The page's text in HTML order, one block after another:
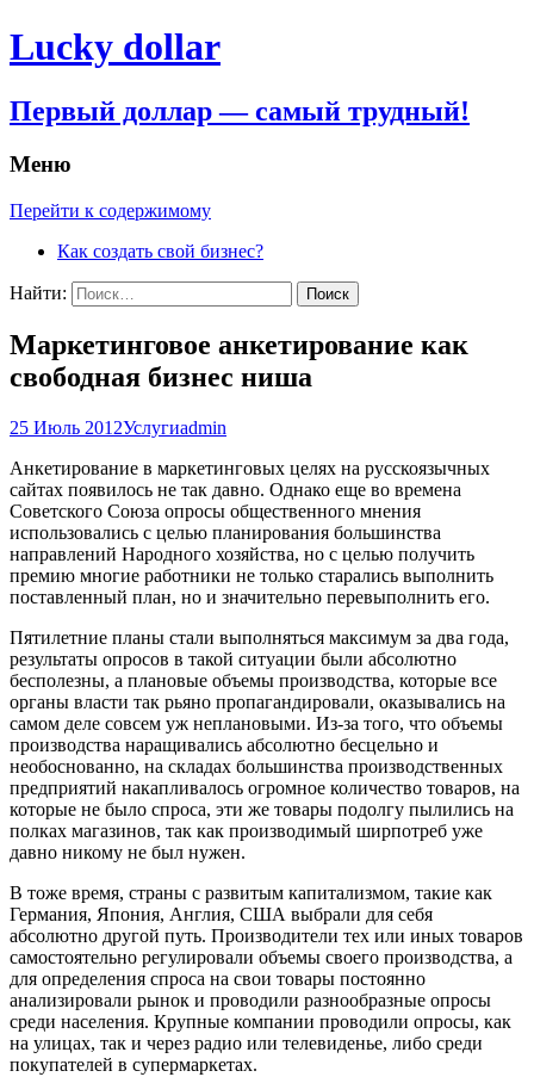
Lucky dollar
Первый доллар — самый трудный!
Меню
Перейти к содержимому
Как создать свой бизнес?
Найти:
Маркетинговое анкетирование как
свободная бизнес ниша
25 Июль 2012Услугиadmin
Анкетирование в маркетинговых целях на русскоязычных
сайтах появилось не так давно. Однако еще во времена
Советского Союза опросы общественного мнения
использовались с целью планирования большинства
направлений Народного хозяйства, но с целью получить
премию многие работники не только старались выполнить
поставленный план, но и значительно перевыполнить его.
Пятилетние планы стали выполняться максимум за два года,
результаты опросов в такой ситуации были абсолютно
бесполезны, а плановые объемы производства, которые все
органы власти так рьяно пропагандировали, оказывались на
самом деле совсем уж неплановыми. Из-за того, что объемы
производства наращивались абсолютно бесцельно и
необоснованно, на складах большинства производственных
предприятий накапливалось огромное количество товаров, на
которые не было спроса, эти же товары подолгу пылились на
полках магазинов, так как производимый ширпотреб уже
давно никому не был нужен.
В тоже время, страны с развитым капитализмом, такие как
Германия, Япония, Англия, США выбрали для себя
абсолютно другой путь. Производители тех или иных товаров
самостоятельно регулировали объемы своего производства, а
для определения спроса на свои товары постоянно
анализировали рынок и проводили разнообразные опросы
среди населения. Крупные компании проводили опросы, как
на улицах, так и через радио или телевиденье, либо среди
покупателей в супермаркетах.